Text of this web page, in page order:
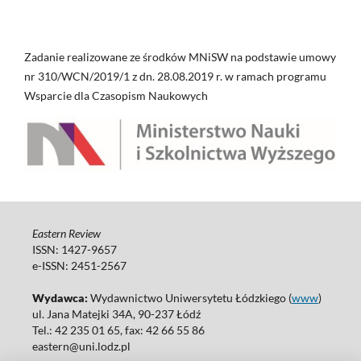
Zadanie realizowane ze środków MNiSW na podstawie umowy
nr 310/WCN/2019/1 z dn. 28.08.2019 r. w ramach programu
Wsparcie dla Czasopism Naukowych
Eastern Review
ISSN: 1427-9657
e-ISSN: 2451-2567
Wydawca: Wydawnictwo Uniwersytetu Łódzkiego (www)
ul. Jana Matejki 34A, 90-237 Łódź
Tel.: 42 235 01 65, fax: 42 66 55 86
eastern@uni.lodz.pl